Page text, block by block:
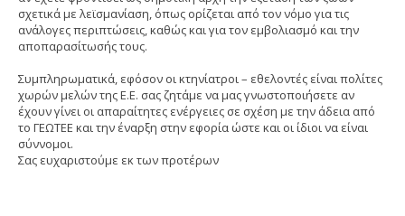
σχετικά με λεϊσμανίαση, όπως ορίζεται από τον νόμο για τις
ανάλογες περιπτώσεις, καθώς και για τον εμβολιασμό και την
αποπαρασίτωσής τους.
Συμπληρωματικά, εφόσον οι κτηνίατροι – εθελοντές είναι πολίτες
χωρών μελών της Ε.Ε. σας ζητάμε να μας γνωστοποιήσετε αν
έχουν γίνει οι απαραίτητες ενέργειες σε σχέση με την άδεια από
το ΓΕΩΤΕΕ και την έναρξη στην εφορία ώστε και οι ίδιοι να είναι
σύννομοι.
Σας ευχαριστούμε εκ των προτέρων